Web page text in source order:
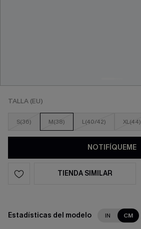
TALLA (EU)
S(36) M(38) L(40/42) XL(44)
NOTIFÍQUEME
TIENDA SIMILAR
Estadísticas del modelo IN CM